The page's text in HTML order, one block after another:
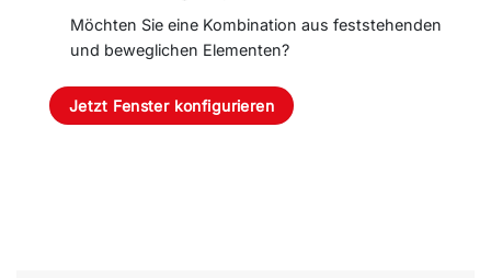
Möchten Sie eine Kombination aus feststehenden
und beweglichen Elementen?
Jetzt Fenster konfigurieren